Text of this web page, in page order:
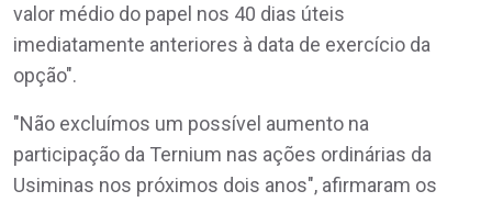
valor médio do papel nos 40 dias úteis
imediatamente anteriores à data de exercício da
opção".
"Não excluímos um possível aumento na
participação da Ternium nas ações ordinárias da
Usiminas nos próximos dois anos", afirmaram os